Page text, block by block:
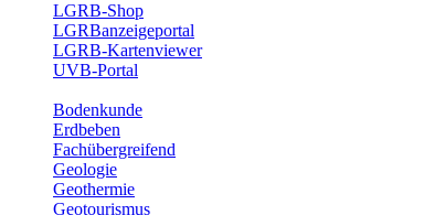
LGRB-Shop
LGRBanzeigeportal
LGRB-Kartenviewer
UVB-Portal
Bodenkunde
Erdbeben
Fachübergreifend
Geologie
Geothermie
Geotourismus